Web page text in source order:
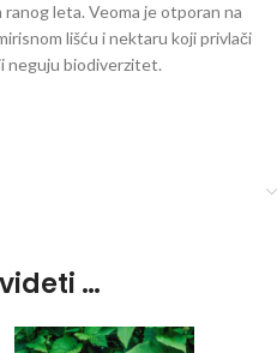
leta. Veoma je otporan na
lišću i nektaru koji privlači
neguju biodiverzitet.
…